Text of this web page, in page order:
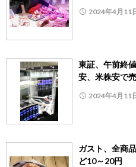
2024年4月11
東証、午前終
安、米株安で
2024年4月11
ガスト、全商
ど10～20円